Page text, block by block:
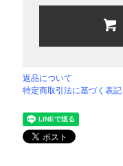
返品について
特定商取引法に基づく表記